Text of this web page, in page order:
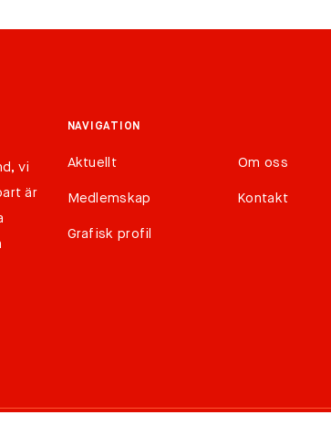
vi
är
NAVIGATION
Aktuellt Om oss
Medlemskap Kontakt
Grafisk profil